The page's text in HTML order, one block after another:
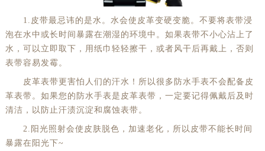
1.皮带最忌讳的是水。水会使皮革变硬变脆。不要将表带浸
泡在水中或长时间暴露在潮湿的环境中。如果表带不小心沾上了
水，可以立即取下，用纸巾轻轻擦干，或者风干后再戴上，否则
表带容易发霉。
皮革表带更害怕人们的汗水！所以很多防水手表不会配备皮
革表带。如果您的防水手表是皮革表带，一定要记得佩戴后及时
清洁，以防止汗渍沉淀和腐蚀表带。
2.阳光照射会使皮肤脱色，加速老化，所以皮带不能长时间
暴露在阳光下~